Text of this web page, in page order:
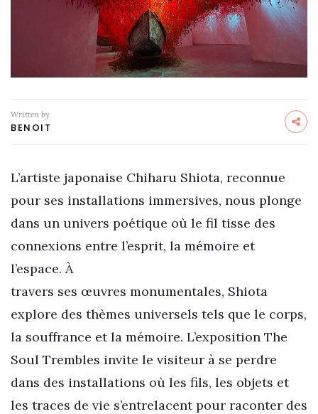
Written by
BENOIT
L’artiste japonaise Chiharu Shiota, reconnue
pour ses installations immersives, nous plonge
dans un univers poétique où le fil tisse des
connexions entre l’esprit, la mémoire et
l’espace. À
travers ses œuvres monumentales, Shiota
explore des thèmes universels tels que le corps,
la souffrance et la mémoire. L’exposition The
Soul Trembles invite le visiteur à se perdre
dans des installations où les fils, les objets et
les traces de vie s’entrelacent pour raconter des